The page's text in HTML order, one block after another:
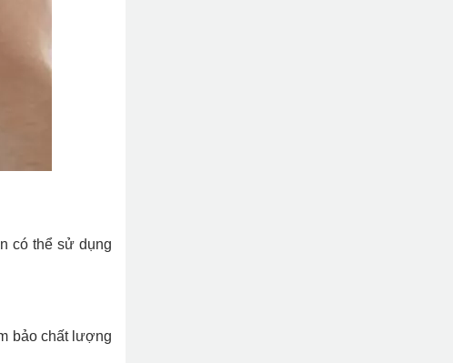
có thể sử dụng
bảo chất lượng